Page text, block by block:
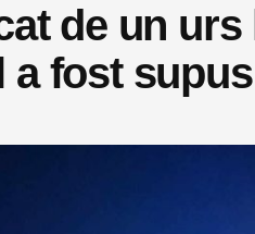
de un urs
a fost